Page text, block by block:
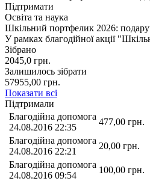
Підтримати
Освіта та наука
Шкільний портфелик 2026:
У рамках благодійної акції
Зібрано
2045,0 грн.
Залишилось зібрати
57955,00 грн.
Показати всі
Підтримали
Благодійна допомога
24.08.2016 22:35
477,00 грн.
Благодійна допомога
24.08.2016 22:21
20,00 грн.
Благодійна допомога
24.08.2016 09:54
100,00 грн.